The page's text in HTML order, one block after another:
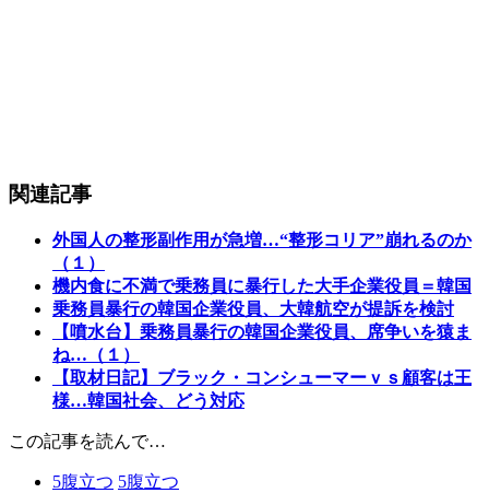
関連記事
外国人の整形副作用が急増…“整形コリア”崩れるのか
（１）
機内食に不満で乗務員に暴行した大手企業役員＝韓国
乗務員暴行の韓国企業役員、大韓航空が提訴を検討
【噴水台】乗務員暴行の韓国企業役員、席争いを猿ま
ね…（１）
【取材日記】ブラック・コンシューマーｖｓ顧客は王
様…韓国社会、どう対応
この記事を読んで…
5腹立つ 5腹立つ